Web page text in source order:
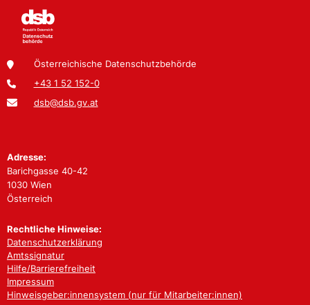
Österreichische Datenschutzbehörde
+43 1 52 152-0
dsb@dsb.gv.at
Adresse:
Barichgasse 40-42
1030 Wien
Österreich
Rechtliche Hinweise:
Datenschutzerklärung
Amtssignatur
Hilfe/Barrierefreiheit
Impressum
Hinweisgeber:innensystem (nur für Mitarbeiter:innen)